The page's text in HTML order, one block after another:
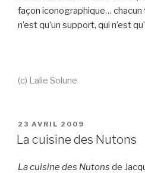
façon iconographique…
n’est qu’un support, qui n’est
(c) Lalie Solune
PUBLIÉ
LE
23 AVRIL 2009
La cuisine des Nutons
La cuisine des Nutons de